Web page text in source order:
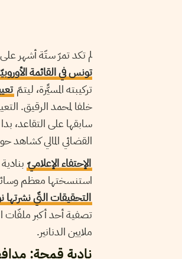
لم تكد تمرّ ستّة أشهر
تونس في القائمة
تركيبته المسيًّرة، ليتمّ
خلفا لمحمد الرقيق.
سابقها على التقاعد،
القضائي المالي كشاهد
الإحتفاء الإعلاميّ
استنسختها معظم
التحقيقات التّي نشرتها
تصفية أحد أكبر ملفّات
ملايين الدنانير.
نادية قمحة: